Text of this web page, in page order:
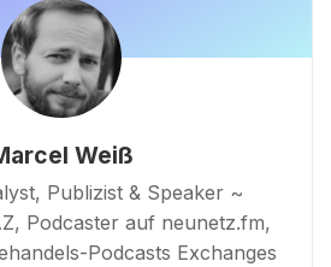
Weiß
Publizist & Speaker ~
Podcaster auf neunetz.fm,
Podcasts Exchanges